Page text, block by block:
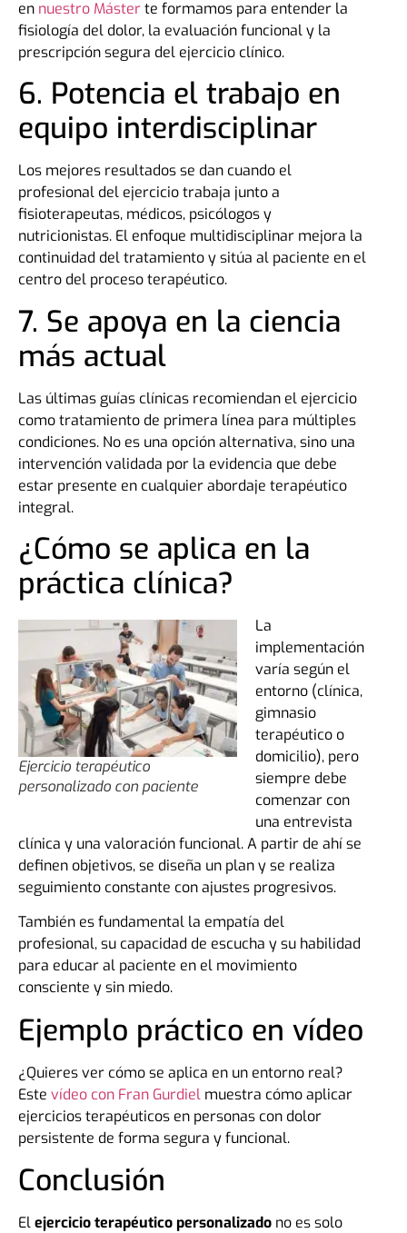
en nuestro Másterte formamos para entender la
fisiología del dolor, la evaluación funcional y la
prescripción segura del ejercicio clínico.
6. Potencia el trabajo en
equipo interdisciplinar
Los mejores resultados se dan cuando el
profesional del ejercicio trabaja junto a
fisioterapeutas, médicos, psicólogos y
nutricionistas. El enfoque multidisciplinar mejora la
continuidad del tratamiento y sitúa al paciente en el
centro del proceso terapéutico.
7. Se apoya en la ciencia
más actual
Las últimas guías clínicas recomiendan el ejercicio
como tratamiento de primera línea para múltiples
condiciones. No es una opción alternativa, sino una
intervención validada por la evidencia que debe
estar presente en cualquier abordaje terapéutico
integral.
¿Cómo se aplica en la
práctica clínica?
Ejercicio terapéutico
personalizado con paciente
La
implementación
varía según el
entorno (clínica,
gimnasio
terapéutico o
domicilio), pero
siempre debe
comenzar con
una entrevista
clínica y una valoración funcional. A partir de ahí se
definen objetivos, se diseña un plan y se realiza
seguimiento constante con ajustes progresivos.
También es fundamental la empatía del
profesional, su capacidad de escucha y su habilidad
para educar al paciente en el movimiento
consciente y sin miedo.
Ejemplo práctico en vídeo
¿Quieres ver cómo se aplica en un entorno real?
Este vídeo con Fran Gurdiel muestra cómo aplicar
ejercicios terapéuticos en personas con dolor
persistente de forma segura y funcional.
Conclusión
Elejercicio terapéutico personalizado no es solo